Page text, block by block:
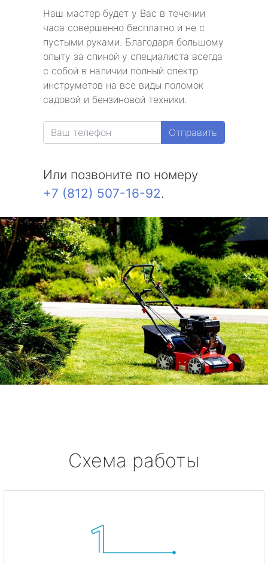
Наш мастер будет у Вас в течении
часа совершенно бесплатно и не с
пустыми руками. Благодаря большому
опыту за спиной у специалиста всегда
с собой в наличии полный спектр
инструметов на все виды поломок
садовой и бензиновой техники.
Отправить
Или позвоните по номеру
+7 (812) 507-16-92.
Схема работы